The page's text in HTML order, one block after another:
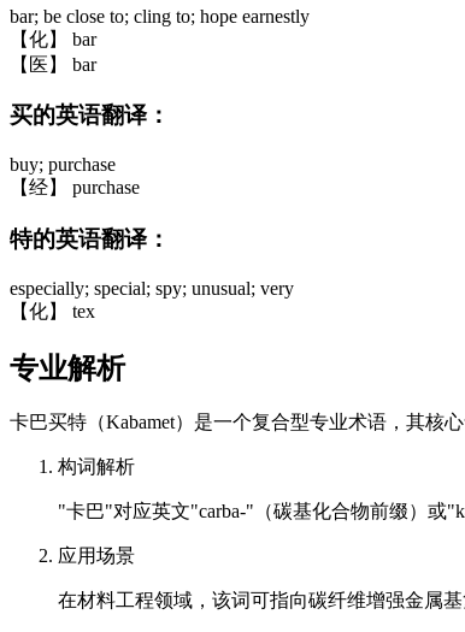
bar; be close to; cling to; hope earnestly
【化】 bar
【医】 bar
买的英语翻译：
buy; purchase
【经】 purchase
特的英语翻译：
especially; special; spy; unusual; very
【化】 tex
专业解析
卡巴买特（Kabamet）是一个复合型专业术语，其核
构词解析
"卡巴"对应英文"carba-"（碳基化合物前缀）或
应用场景
在材料工程领域，该词可指向碳纤维增强金属基